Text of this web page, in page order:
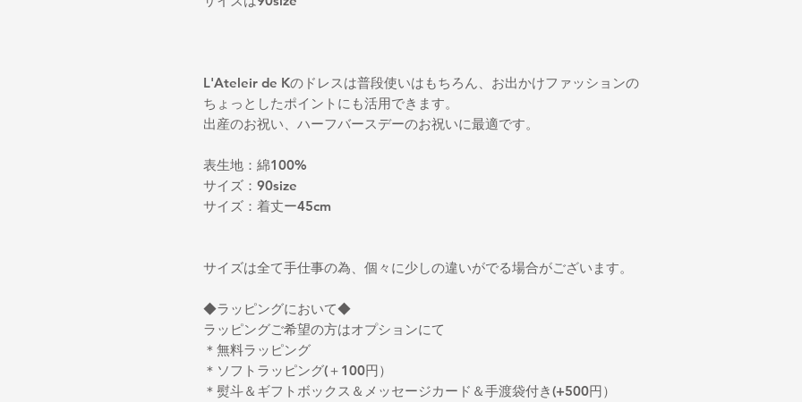
L'Ateleir de Kのドレスは普段使いはもちろん、お出かけファッションの
ちょっとしたポイントにも活用できます。
出産のお祝い、ハーフバースデーのお祝いに最適です。
表生地：綿100%
サイズ：90size
サイズ：着丈ー45cm
サイズは全て手仕事の為、個々に少しの違いがでる場合がございます。
◆ラッピングにおいて◆
ラッピングご希望の方はオプションにて
＊無料ラッピング
＊ソフトラッピング(＋100円）
＊熨斗＆ギフトボックス＆メッセージカード＆手渡袋付き(+500円）